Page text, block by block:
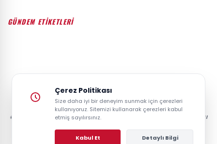
GÜNDEM ETİKETLERİ
© 2026 GAZETESAYFA | TÜRKIYE VE DÜNYANIN GÜNCEL HABER POSTASI
Çerez Politikası
Size daha iyi bir deneyim sunmak için çerezleri
kullanıyoruz. Sitemizi kullanarak çerezleri kabul
etmiş sayılırsınız.
Kabul Et Detaylı Bilgi